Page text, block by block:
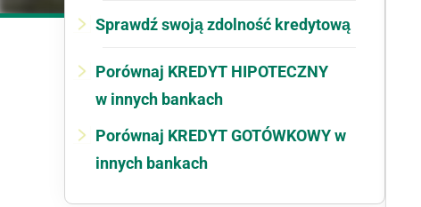
Sprawdź swoją zdolność kredytową
Porównaj KREDYT HIPOTECZNY
w innych bankach
Porównaj KREDYT GOTÓWKOWY w
innych bankach